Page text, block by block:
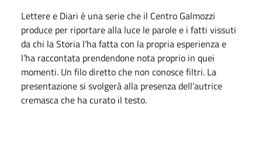
Lettere e Diari è una serie che il Centro Galmozzi
produce per riportare alla luce le parole e i fatti vissuti
da chi la Storia l’ha fatta con la propria esperienza e
l’ha raccontata prendendone nota proprio in quei
momenti. Un filo diretto che non conosce filtri. La
presentazione si svolgerà alla presenza dell’autrice
cremasca che ha curato il testo.